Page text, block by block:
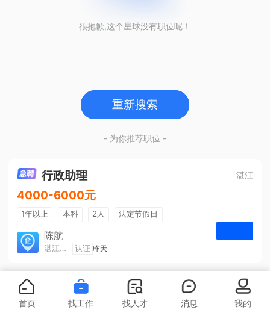
很抱歉,这个星球没有职位呢！
重新搜索
- 为你推荐职位 -
行政助理 湛江
4000-6000元
1年以上 本科 2人
法定节假日
包吃住
五险一金
陈航
湛江旅游集散中心有限公司 认证 昨天
首页 找工作 找人才 消息 我的